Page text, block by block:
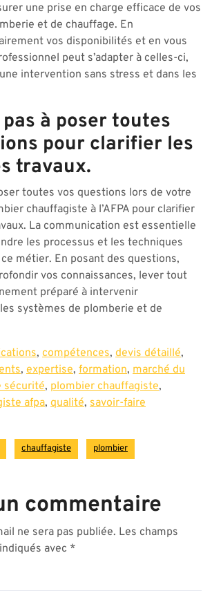
une prise en charge efficace de vos
et de chauffage. En
vos disponibilités et en vous
peut s’adapter à celles-ci,
intervention sans stress et dans les
pas à poser toutes
pour clarifier les
travaux.
toutes vos questions lors de votre
chauffagiste à l’AFPA pour clarifier
La communication est essentielle
les processus et les techniques
métier. En posant des questions,
vos connaissances, lever tout
préparé à intervenir
systèmes de plomberie et de
, compétences, devis détaillé,
, expertise, formation, marché du
sécurité, plombier chauffagiste,
afpa, qualité, savoir-faire
chauffagiste plombier
commentaire
ne sera pas publiée. Les champs
avec *